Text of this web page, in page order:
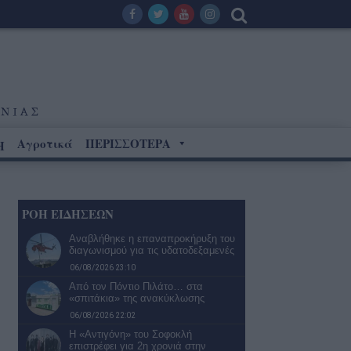
Αγροτικά ΠΕΡΙΣΣΟΤΕΡΑ
ΡΟΗ ΕΙΔΗΣΕΩΝ
Αναβλήθηκε η επαναπροκήρυξη του
διαγωνισμού για τις υδατοδεξαμενές
06/08/2026 23:10
Από τον Πόντιο Πιλάτο… στα
«σπιτάκια» της ανακύκλωσης
06/08/2026 22:02
Η «Αντιγόνη» του Σοφοκλή
επιστρέφει για 2η χρονιά στην